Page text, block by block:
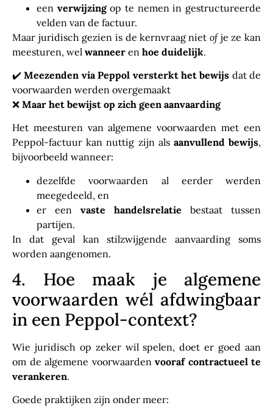
een verwijzingop te nemen in gestructureerde
velden van de factuur.
Maar juridisch gezien is de kernvraag niet ofje ze kan
meesturen, wel wanneer en hoe duidelijk.
✔️Meezenden via Peppol versterkt het bewijs dat de
voorwaarden werden overgemaakt
❌ Maar het bewijst op zich geen aanvaarding
Het meesturen van algemene voorwaarden met een
Peppol-factuur kan nuttig zijn als aanvullend bewijs,
bijvoorbeeld wanneer:
dezelfde voorwaarden al eerder werden
meegedeeld, en
er een vaste handelsrelatie bestaat tussen
partijen.
In dat geval kan stilzwijgende aanvaarding soms
worden aangenomen.
4. Hoe maak je algemene
voorwaarden wél afdwingbaar
in een Peppol-context?
Wie juridisch op zeker wil spelen, doet er goed aan
om de algemene voorwaarden vooraf contractueel te
verankeren.
Goede praktijken zijn onder meer: